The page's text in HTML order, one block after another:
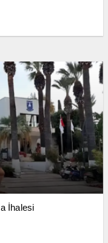
İhalesi